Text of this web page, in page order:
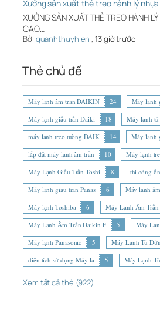
Xưởng sản xuất thẻ treo hành lý
XƯỞNG SẢN XUẤT THẺ TREO HÀNH
CAO…
Bởi quanhthuyhien ,13 giờ trước
Thẻ chủ đề
Máy lạnh âm trần DAIKIN 24 Máy lạnh
Máy lạnh giấu trần Daiki
18 Máy lạnh
máy lạnh treo tường DAIK
14 Máy lạnh
lắp đặt máy lạnh âm trần
10 Máy lạnh
Máy Lạnh Giấu Trần Toshi
8 thi công
Máy lạnh giấu trần Panas
6 Máy lạnh
Máy lạnh Toshiba
6 Máy Lạnh Âm
Máy Lạnh Âm Trần Daikin F
5 Máy
Máy lạnh Panasonic
5 Máy Lạnh Tủ
diện tích sử dụng Máy lạ
5 Máy Lạnh
Xem tất cả thẻ (922)